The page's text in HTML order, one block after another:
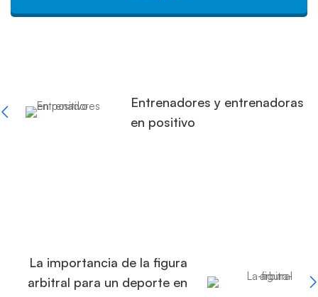
Entrenadores y entrenadoras
en positivo
La importancia de la figura
arbitral para un deporte en